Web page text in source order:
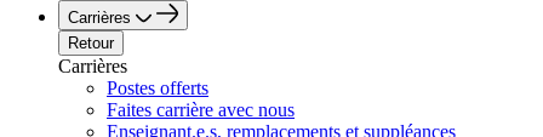
Carrières
Retour
Carrières
Postes offerts
Faites carrière avec nous
Enseignant.e.s, remplacements et suppléances